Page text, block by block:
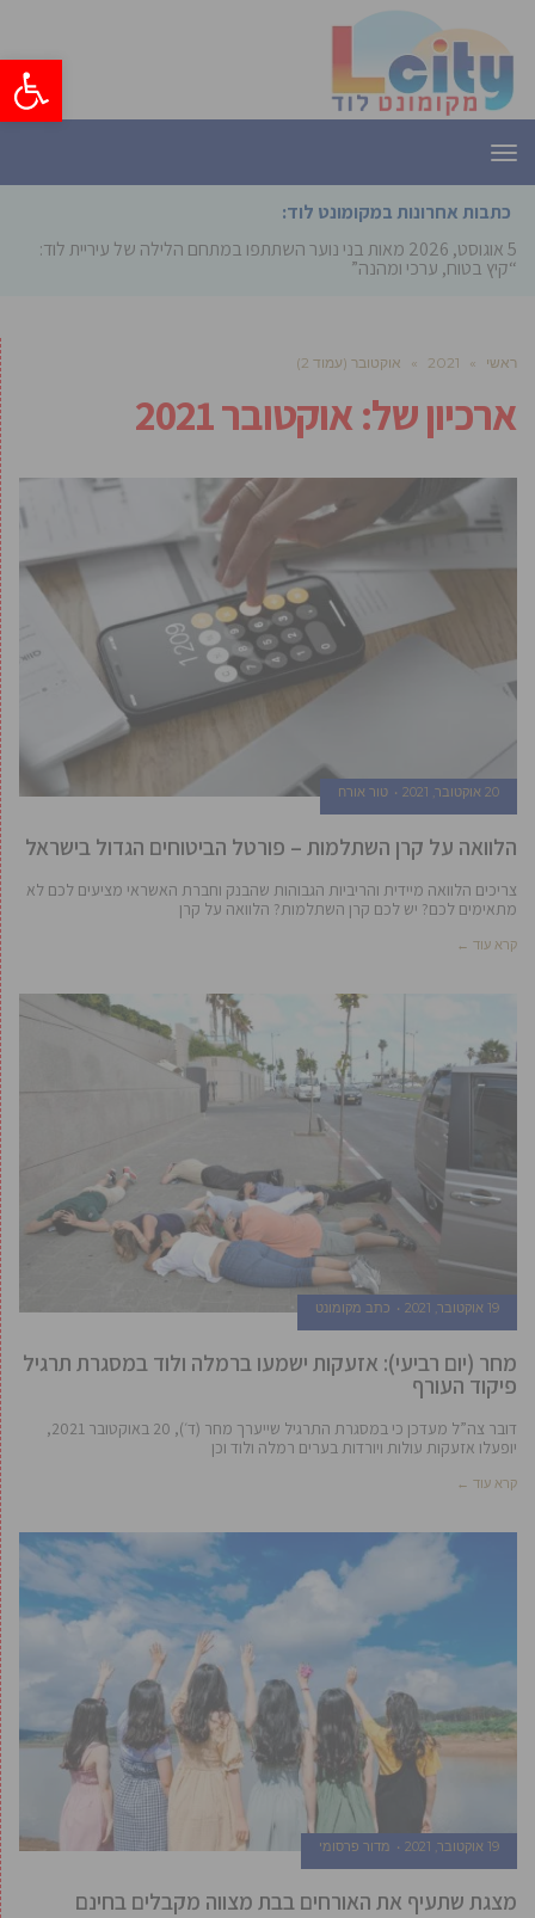
פתח
תפריט
כתבות אחרונות במקומונט לוד:
5 אוגוסט, 2026
מאות בני נוער השתתפו במתחם הלילה של עיריית לוד:
“קיץ בטוח, ערכי ומהנה”
ראשי »
2021
» אוקטובר (עמוד 2)
ארכיון של:אוקטובר 2021
20 אוקטובר, 2021 טור אורח
הלוואה על קרן השתלמות – פורטל הביטוחים הגדול בישראל
צריכים הלוואה מיידית והריביות הגבוהות שהבנק וחברת האשראי מציעים לכם לא
מתאימים לכם? יש לכם קרן השתלמות? הלוואה על קרן
קרא עוד ←
19 אוקטובר, 2021 כתב מקומונט
מחר (יום רביעי): אזעקות ישמעו ברמלה ולוד במסגרת תרגיל
פיקוד העורף
דובר צה”ל מעדכן כי במסגרת התרגיל שייערך מחר (ד׳), 20 באוקטובר 2021,
יופעלו אזעקות עולות ויורדות בערים רמלה ולוד וכן
קרא עוד ←
19 אוקטובר, 2021 מדור פרסומי
מצגת שתעיף את האורחים בבת מצווה מקבלים בחינם